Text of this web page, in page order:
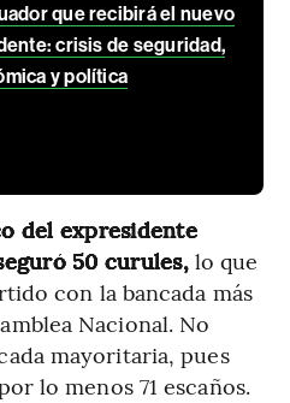
que recibirá el nuevo
crisis de seguridad,
y política
del expresidente
50 curules,lo que
con la bancada más
Nacional. No
mayoritaria, pues
lo menos 71 escaños.